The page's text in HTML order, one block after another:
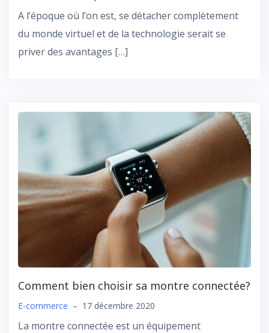
A l’époque où l’on est, se détacher complètement
du monde virtuel et de la technologie serait se
priver des avantages […]
Comment bien choisir sa montre connectée?
E-commerce – 17 décembre 2020
La montre connectée est un équipement